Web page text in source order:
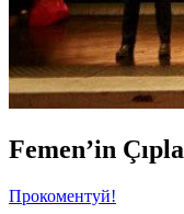
Femen’in
Прокоментуй!